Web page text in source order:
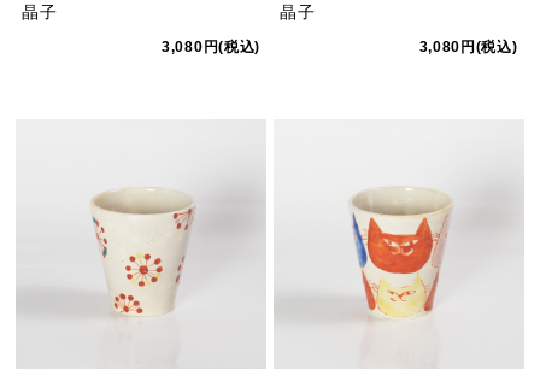
晶子
3,080円(税込)
晶子
3,080円(税込)